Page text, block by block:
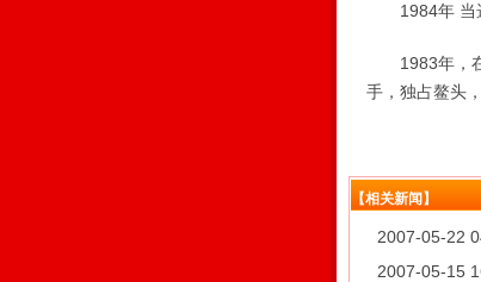
1984年 当选
1983年，在
手，独占鳌头
【相关新闻】
2007-05-22
2007-05-15